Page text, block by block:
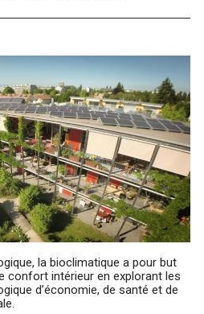
la bioclimatique a pour but
confort intérieur en explorant les
d’économie, de santé et de